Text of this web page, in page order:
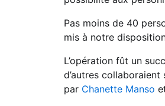
Pas moins de 40
mis à notre
L’opération fût un
d’autres
par Chanette Manso